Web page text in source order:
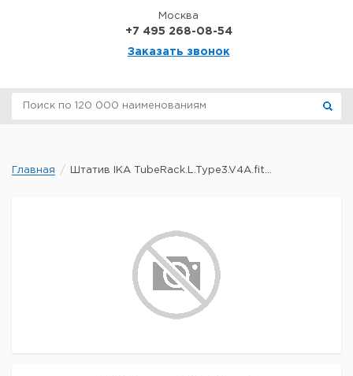
Москва
+7 495 268-08-54
Заказать звонок
Главная Штатив IKA TubeRack.L.Type3.V4A.fit...